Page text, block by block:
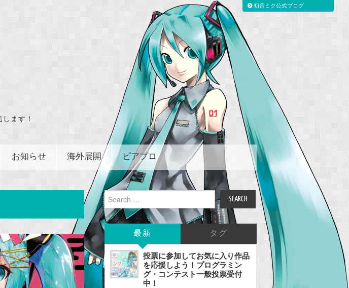
ます！
お知らせ 海外展開 ピアプロ
Search
for:
最新 タグ
投票に参加してお気に入り作品
を応援しよう！プログラミン
グ・コンテスト一般投票受付
中！
初音ミク公式ブログ